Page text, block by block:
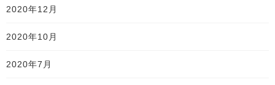
2020年12月
2020年10月
2020年7月